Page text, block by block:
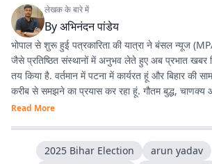
लेखक के बारे में
Byअभिनंदन पांडेय
भोपाल से शुरू हुई पत्रकारिता की यात्रा ने बंसल न्यूज
जैसे प्रतिष्ठित संस्थानों में अनुभव लेते हुए अब प्रभात खबर
तय किया है. वर्तमान में पटना में कार्यरत हूं और बिहार की
करीब से समझने का प्रयास कर रहा हूं. गौतम बुद्ध, चाणक्य
होने का गर्व है. देश-विदेश की घटनाओं, बिहार की राजनीति,
Read More
2025 Bihar Election
arun yadav